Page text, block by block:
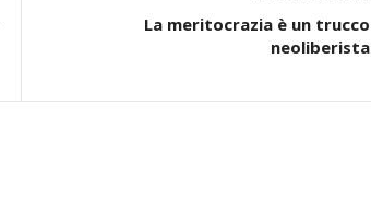
La meritocrazia è un trucco
neoliberista